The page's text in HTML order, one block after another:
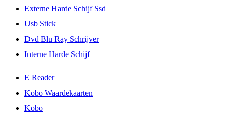
Externe Harde Schijf Ssd
Usb Stick
Dvd Blu Ray Schrijver
Interne Harde Schijf
E Reader
Kobo Waardekaarten
Kobo